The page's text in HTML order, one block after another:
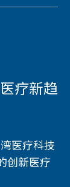
疗新趋
医疗科技
创新医疗